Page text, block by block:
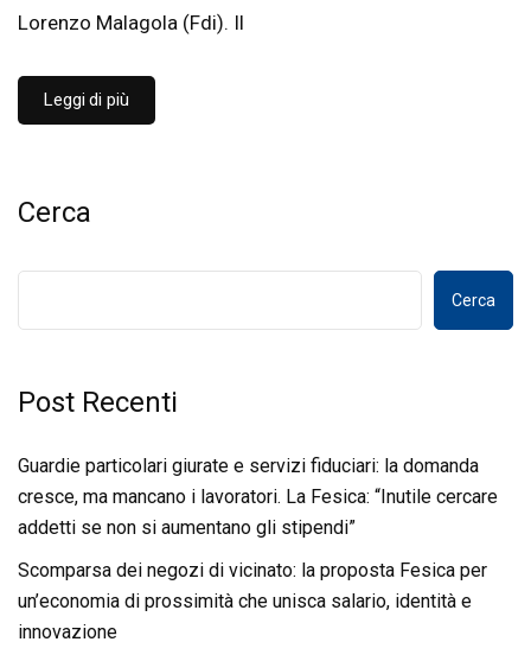
Lorenzo Malagola (Fdi). Il
Leggi di più
Cerca
Cerca
Post Recenti
Guardie particolari giurate e servizi fiduciari: la domanda
cresce, ma mancano i lavoratori. La Fesica: “Inutile cercare
addetti se non si aumentano gli stipendi”
Scomparsa dei negozi di vicinato: la proposta Fesica per
un’economia di prossimità che unisca salario, identità e
innovazione